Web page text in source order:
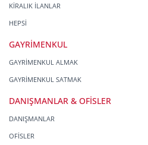
KİRALIK İLANLAR
HEPSİ
GAYRİMENKUL
GAYRİMENKUL ALMAK
GAYRİMENKUL SATMAK
DANIŞMANLAR & OFİSLER
DANIŞMANLAR
OFİSLER